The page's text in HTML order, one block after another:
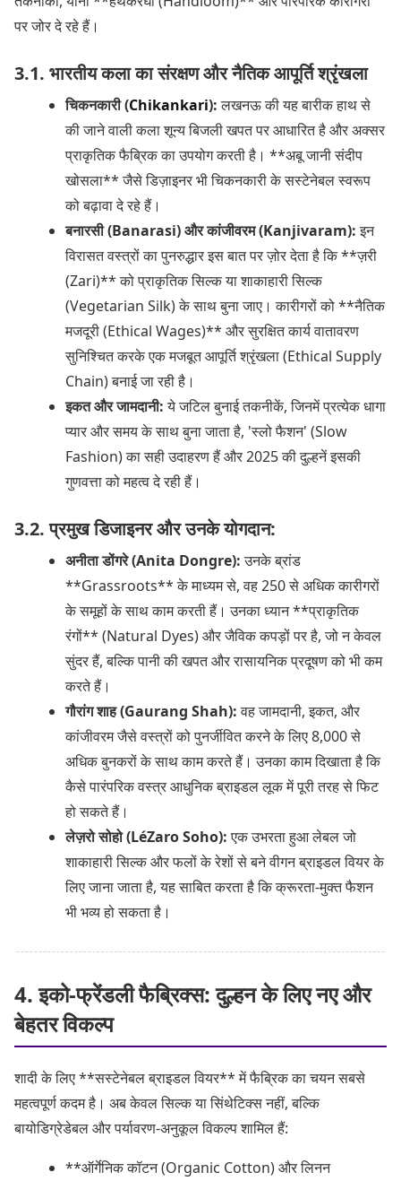
पर जोर दे रहे हैं।
3.1. भारतीय कला का संरक्षण और नैतिक आपूर्ति श्रृंखला
चिकनकारी (Chikankari):लखनऊ की यह बारीक हाथ से
की जाने वाली कला शून्य बिजली खपत पर आधारित है और अक्सर
प्राकृतिक फैब्रिक का उपयोग करती है। **अबू जानी संदीप
खोसला** जैसे डिज़ाइनर भी चिकनकारी के सस्टेनेबल स्वरूप
को बढ़ावा दे रहे हैं।
बनारसी (Banarasi) और कांजीवरम (Kanjivaram):इन
विरासत वस्त्रों का पुनरुद्धार इस बात पर ज़ोर देता है कि **ज़री
(Zari)** को प्राकृतिक सिल्क या शाकाहारी सिल्क
(Vegetarian Silk) के साथ बुना जाए। कारीगरों को **नैतिक
मजदूरी (Ethical Wages)** और सुरक्षित कार्य वातावरण
सुनिश्चित करके एक मजबूत आपूर्ति श्रृंखला (Ethical Supply
Chain) बनाई जा रही है।
इकत और जामदानी:ये जटिल बुनाई तकनीकें, जिनमें प्रत्येक धागा
प्यार और समय के साथ बुना जाता है, 'स्लो फैशन' (Slow
Fashion) का सही उदाहरण हैं और 2025 की दुल्हनें इसकी
गुणवत्ता को महत्व दे रही हैं।
3.2. प्रमुख डिजाइनर और उनके योगदान:
अनीता डोंगरे (Anita Dongre):उनके ब्रांड
**Grassroots** के माध्यम से, वह 250 से अधिक कारीगरों
के समूहों के साथ काम करती हैं। उनका ध्यान **प्राकृतिक
रंगों** (Natural Dyes) और जैविक कपड़ों पर है, जो न केवल
सुंदर हैं, बल्कि पानी की खपत और रासायनिक प्रदूषण को भी कम
करते हैं।
गौरांग शाह (Gaurang Shah):वह जामदानी, इकत, और
कांजीवरम जैसे वस्त्रों को पुनर्जीवित करने के लिए 8,000 से
अधिक बुनकरों के साथ काम करते हैं। उनका काम दिखाता है कि
कैसे पारंपरिक वस्त्र आधुनिक ब्राइडल लूक में पूरी तरह से फिट
हो सकते हैं।
लेज़रो सोहो (LéZaro Soho):एक उभरता हुआ लेबल जो
शाकाहारी सिल्क और फलों के रेशों से बने वीगन ब्राइडल वियर के
लिए जाना जाता है, यह साबित करता है कि क्रूरता-मुक्त फैशन
भी भव्य हो सकता है।
4. इको-फ्रेंडली फैब्रिक्स: दुल्हन के लिए नए और
बेहतर विकल्प
शादी के लिए **सस्टेनेबल ब्राइडल वियर** में फैब्रिक का चयन सबसे
महत्वपूर्ण कदम है। अब केवल सिल्क या सिंथेटिक्स नहीं, बल्कि
बायोडिग्रेडेबल और पर्यावरण-अनुकूल विकल्प शामिल हैं:
**ऑर्गेनिक कॉटन (Organic Cotton) और लिनन